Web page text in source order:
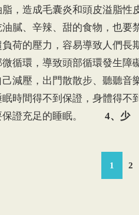
，造成毛囊炎和頭皮溢脂性
油膩、辛辣、甜的食物，也
荷的壓力，容易導致人們長
循環，導致頭部循環發生障
己減壓，出門散散步、聽聽
時間得不到保證，身體得不
保證充足的睡眠。
4、少
1 2